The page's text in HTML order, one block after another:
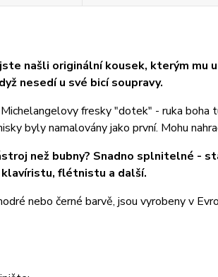
našli originální kousek, kterým mu
nesedí u své bicí soupravy.
fresky "dotek" - ruka boha
byly namalovány jako první. Mohu
než bubny? Snadno splnitelné -
flétnistu a další.
nebo černé barvě, jsou vyrobeny v